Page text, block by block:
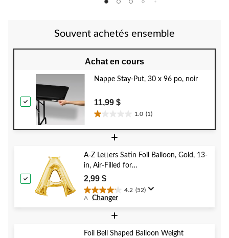
Souvent achetés ensemble
Achat en cours
Nappe Stay-Put, 30 x 96 po, noir
11,99 $
1.0 (1)
1.0
étoile(s)
1
évaluation
+
A-Z Letters Satin Foil Balloon, Gold, 13-
in, Air-Filled for
Birthday/Graduation/Baby
Shower/Wedding
2,99 $
4.2 (52)
4.2
étoile(s)
52
A Changer
+
Foil Bell Shaped Balloon Weight